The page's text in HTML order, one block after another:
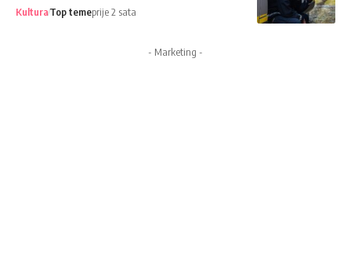
KulturaTop temeprije 2 sata
- Marketing -